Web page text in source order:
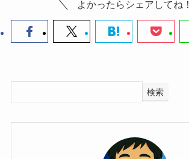
よかったらシェアしてね！
検索